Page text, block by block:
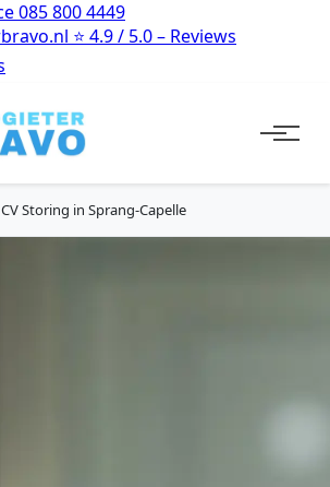
085 800 4449
⭐ 4.9 / 5.0 – Reviews
CV Storing in Sprang-Capelle